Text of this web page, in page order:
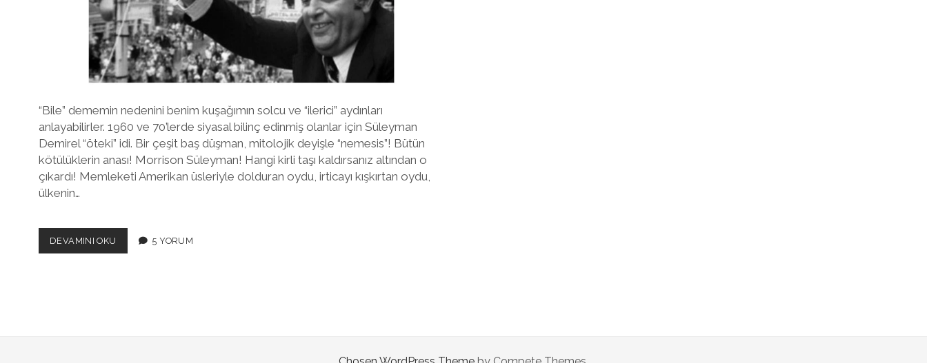
“Bile” dememin nedenini benim kuşağımın solcu ve “ilerici” aydınları
anlayabilirler. 1960 ve 70’lerde siyasal bilinç edinmiş olanlar için Süleyman
Demirel “öteki” idi. Bir çeşit baş düşman, mitolojik deyişle “nemesis”! Bütün
kötülüklerin anası! Morrison Süleyman! Hangi kirli taşı kaldırsanız altından o
çıkardı! Memleketi Amerikan üsleriyle dolduran oydu, irticayı kışkırtan oydu,
ülkenin…
DEVAMINI OKU
BOĞAZIÇI’NE
5 YORUM